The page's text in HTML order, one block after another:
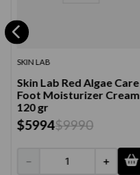
SKIN LAB
Skin Lab Red Algae Care
Foot Moisturizer Cream
120 gr
$5994$9990
＋
－